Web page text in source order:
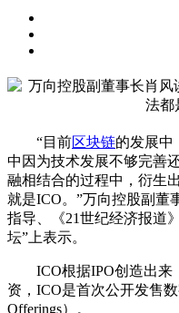
“目前区块链的发展中
中因为技术发展不够完善
融相结合的过程中，衍生
就是ICO。”万向控股副董
指导、《21世纪经济报道
坛”上表示。
ICO根据IPO创造出来
资，ICO是首次公开发售
Offerings）。